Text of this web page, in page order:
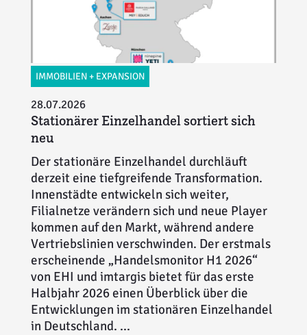
IMMOBILIEN + EXPANSION
28.07.2026
Stationärer Einzelhandel sortiert sich
neu
Der stationäre Einzelhandel durchläuft
derzeit eine tiefgreifende Transformation.
Innenstädte entwickeln sich weiter,
Filialnetze verändern sich und neue Player
kommen auf den Markt, während andere
Vertriebslinien verschwinden. Der erstmals
erscheinende „Handelsmonitor H1 2026“
von EHI und imtargis bietet für das erste
Halbjahr 2026 einen Überblick über die
Entwicklungen im stationären Einzelhandel
in Deutschland. ...
Personal
Public Relations